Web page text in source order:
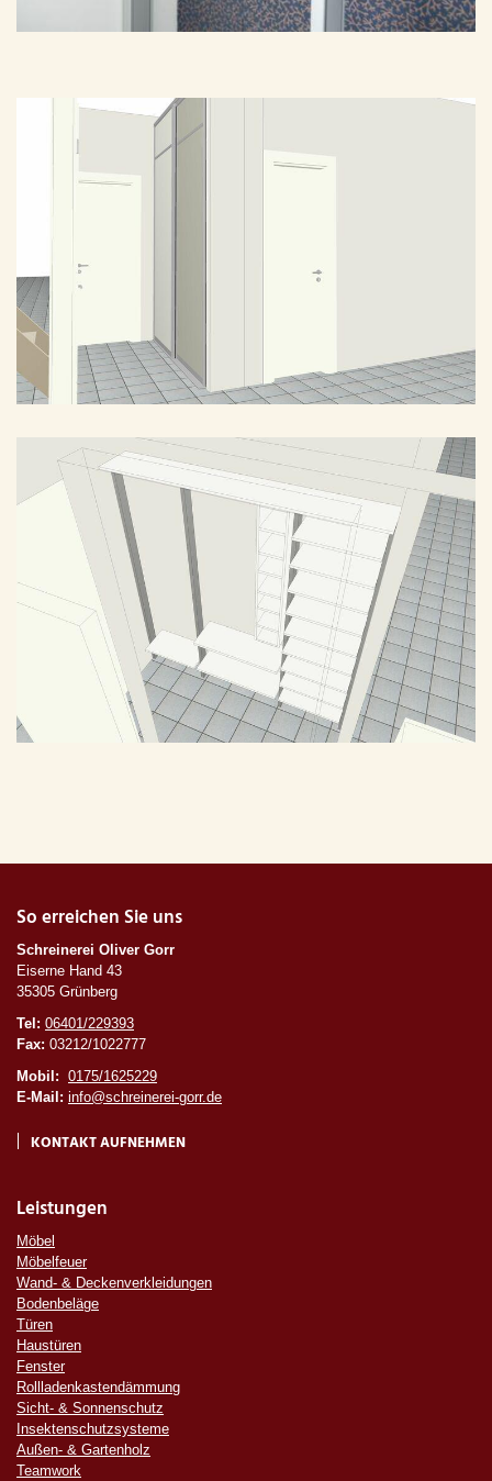
So erreichen Sie uns
Schreinerei Oliver Gorr
Eiserne Hand 43
35305 Grünberg
Tel: 06401/229393
Fax: 03212/1022777
Mobil: 0175/1625229
E-Mail: info@schreinerei-gorr.de
KONTAKT AUFNEHMEN
Leistungen
Möbel
Möbelfeuer
Wand- & Deckenverkleidungen
Bodenbeläge
Türen
Haustüren
Fenster
Rollladenkastendämmung
Sicht- & Sonnenschutz
Insektenschutzsysteme
Außen- & Gartenholz
Teamwork